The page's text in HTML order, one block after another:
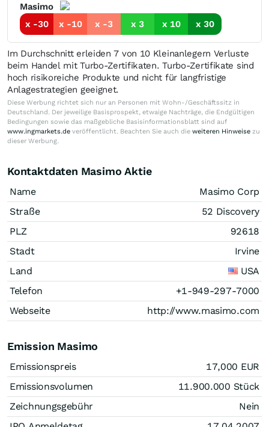
Masimo
x -30
x -10 x -3 x 3 x 10 x 30
Im Durchschnitt erleiden 7 von 10 Kleinanlegern Verluste
beim Handel mit Turbo-Zertifikaten. Turbo-Zertifikate sind
hoch risikoreiche Produkte und nicht für langfristige
Anlagestrategien geeignet.
Diese Werbung richtet sich nur an Personen mit Wohn-/Geschäftssitz in
Deutschland. Der jeweilige Basisprospekt, etwaige Nachträge, die Endgültigen
Bedingungen sowie das maßgebliche Basisinformationsblatt sind auf
www.ingmarkets.de veröffentlicht. Beachten Sie auch die weiteren Hinweise zu
dieser Werbung.
Kontaktdaten Masimo Aktie
Name
Masimo Corp
Straße
52 Discovery
PLZ
92618
Stadt
Irvine
Land
USA
Telefon
+1-949-297-7000
Webseite
http://www.masimo.com
Emission Masimo
Emissionspreis 17,000 EUR
Emissionsvolumen
11.900.000 Stück
Zeichnungsgebühr
Nein